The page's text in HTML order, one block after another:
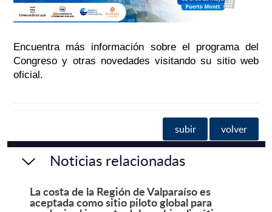
Encuentra más información sobre el programa del
Congreso y otras novedades visitando su sitio web
oficial.
subir volver
Noticias relacionadas
La costa de la Región de Valparaíso es
aceptada como sitio piloto global para